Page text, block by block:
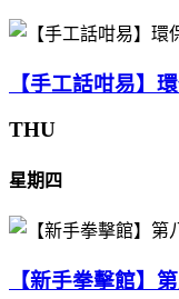
【手工話咁易】
THU
星期四
【新手拳擊館】